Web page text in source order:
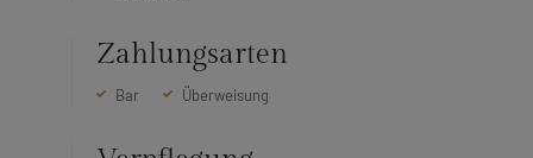
Zahlungsarten
Bar Überweisung